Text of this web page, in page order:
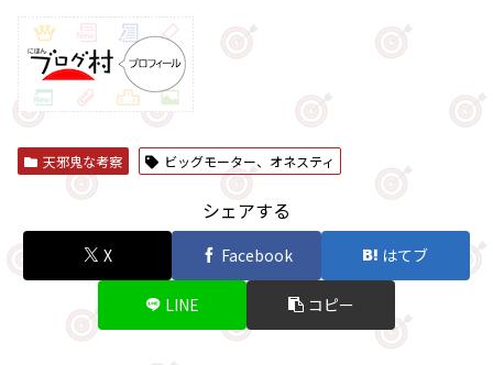
天邪鬼な考察 ビッグモーター、オネスティ
シェアする
X Facebook はてブ
LINE コピー